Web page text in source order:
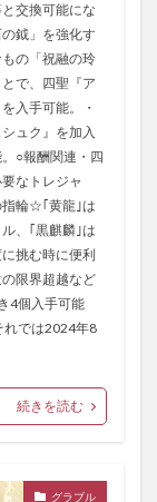
交換可能にな
鉞」を強化す
の「祝融の玲
で、四聖『ア
入手可能。・
ュク』を加入
○報酬関連・四
なトレジャ
指輪☆｢黄龍｣は
、｢黒麒麟｣は
挑む時に便利
限界超越など
4個入手可能
れでは2024年8
続きを読む
グラブル